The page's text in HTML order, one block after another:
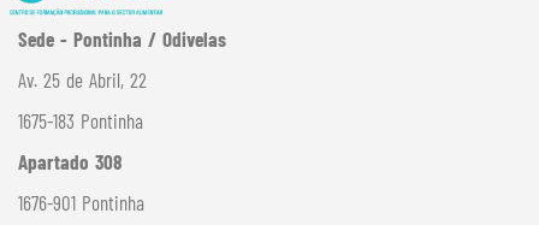
Sede - Pontinha / Odivelas
Av. 25 de Abril, 22
1675-183 Pontinha
Apartado 308
1676-901 Pontinha